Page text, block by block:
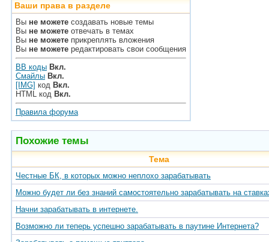
Ваши права в разделе
Вы не можете создавать новые темы
Вы не можете отвечать в темах
Вы не можете прикреплять вложения
Вы не можете редактировать свои сообщения
BB коды Вкл.
Смайлы Вкл.
[IMG] код Вкл.
HTML код Вкл.
Правила форума
Похожие темы
Тема
Честные БК, в которых можно неплохо зарабатывать
Можно будет ли без знаний самостоятельно зарабатывать на
Начни зарабатывать в интернете.
Возможно ли теперь успешно зарабатывать в паутине Интернета?